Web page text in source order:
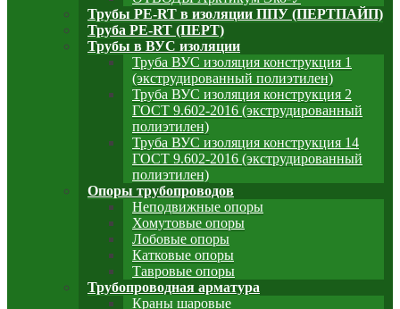
Трубы PE-RT в изоляции ППУ (ПЕРТПАЙП)
⁠Трубa PE-RT (ПЕРТ)
Трубы в ВУС изоляции
Труба ВУС изоляция конструкция 1
(экструдированный полиэтилен)
Труба ВУС изоляция конструкция 2
ГОСТ 9.602-2016 (экструдированный
полиэтилен)
Труба ВУС изоляция конструкция 14
ГОСТ 9.602-2016 (экструдированный
полиэтилен)
Опоры трубопроводов
Неподвижные опоры
Хомутовые опоры
Лобовые опоры
Катковые опоры
Тавровые опоры
Трубопроводная арматура
Краны шаровые